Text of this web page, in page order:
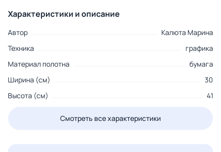
Характеристики и описание
Автор
Калюта Марина
Техника
графика
Материал полотна
бумага
Ширина (см)
30
Высота (см)
41
Смотреть все характеристики